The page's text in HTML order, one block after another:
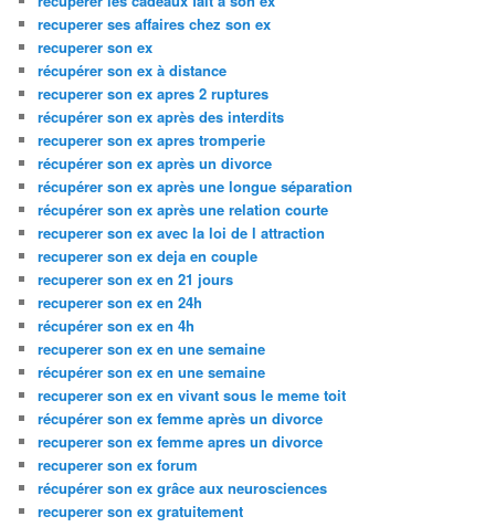
recuperer ses affaires chez son ex
recuperer son ex
récupérer son ex à distance
recuperer son ex apres 2 ruptures
récupérer son ex après des interdits
recuperer son ex apres tromperie
récupérer son ex après un divorce
récupérer son ex après une longue séparation
récupérer son ex après une relation courte
recuperer son ex avec la loi de l attraction
recuperer son ex deja en couple
recuperer son ex en 21 jours
recuperer son ex en 24h
récupérer son ex en 4h
recuperer son ex en une semaine
récupérer son ex en une semaine
recuperer son ex en vivant sous le meme toit
récupérer son ex femme après un divorce
recuperer son ex femme apres un divorce
recuperer son ex forum
récupérer son ex grâce aux neurosciences
recuperer son ex gratuitement